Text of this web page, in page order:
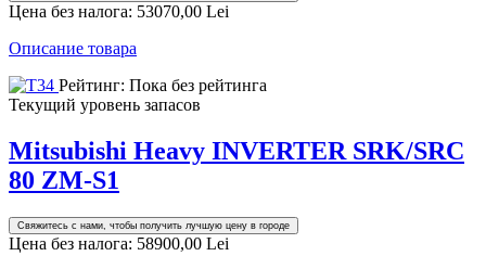
Цена без налога: 53070,00 Lei
Описание товара
Рейтинг: Пока без рейтинга
Текущий уровень запасов
Mitsubishi Heavy INVERTER SRK/SRC
80 ZM-S1
Свяжитесь с нами, чтобы получить лучшую цену в городе
Цена без налога: 58900,00 Lei